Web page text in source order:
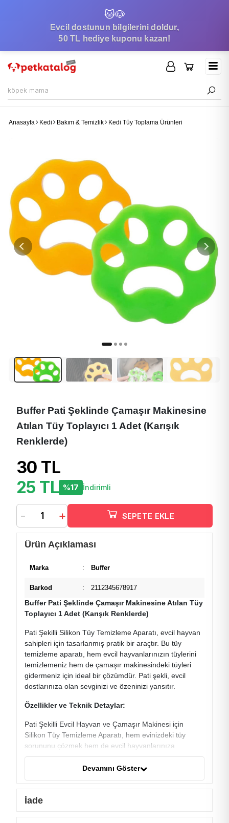
🐱🐶
Evcil dostunun bilgilerini doldur,
50 TL hediye kuponu kazan!
Anasayfa Kedi Bakım & Temizlik Kedi Tüy Toplama Ürünleri
Buffer Pati Şeklinde Çamaşır Makinesine
Atılan Tüy Toplayıcı 1 Adet (Karışık
Renklerde)
30 TL
25 TL %17 İndirimli
- + SEPETE EKLE
Ürün Açıklaması
Marka : Buffer
Barkod : 2112345678917
Buffer Pati Şeklinde Çamaşır Makinesine Atılan Tüy
Toplayıcı 1 Adet (Karışık Renklerde)
Pati Şekilli Silikon Tüy Temizleme Aparatı, evcil hayvan
sahipleri için tasarlanmış pratik bir araçtır. Bu tüy
temizleme aparatı, hem evcil hayvanlarınızın tüylerini
temizlemeniz hem de çamaşır makinesindeki tüyleri
gidermeniz için ideal bir çözümdür. Pati şekli, evcil
dostlarınıza olan sevginizi ve özeninizi yansıtır.
Özellikler ve Teknik Detaylar:
Pati Şekilli Evcil Hayvan ve Çamaşır Makinesi için
Silikon Tüy Temizleme Aparatı, hem evinizdeki tüy
sorununu çözmek hem de evcil hayvanlarınıza
bakarken eğlenceli bir deneyim sunmak için mükemmel
bir araçtır. Hafif, taşınabilir ve etkili bir şekilde tüyleri
toplar.
Silikon Malzeme:
Devamını Göster
İade